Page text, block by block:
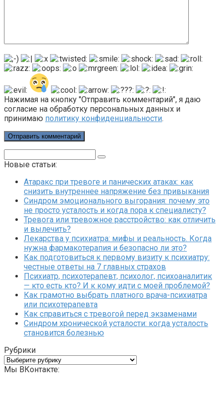
Нажимая на кнопку "Отправить комментарий", я даю
согласие на обработку персональных данных и
принимаю политику конфиденциальности.
Новые статьи:
Атаракс при тревоге и панических атаках: как
снизить внутреннее напряжение без привыкания
Синдром эмоционального выгорания: почему это
не просто усталость и когда пора к специалисту?
Тревога или тревожное расстройство: как отличить
и вылечить?
Лекарства у психиатра: мифы и реальность. Когда
нужна фармакотерапия и безопасно ли это?
Как подготовиться к первому визиту к психиатру:
честные ответы на 7 главных страхов
Психиатр, психотерапевт, психолог, психоаналитик
— кто есть кто? И к кому идти с моей проблемой?
Как грамотно выбрать платного врача-психиатра
или психотерапевта
Как справиться с тревогой перед экзаменами
Синдром хронической усталости: когда усталость
становится болезнью
Рубрики
Рубрики
Мы ВКонтакте: